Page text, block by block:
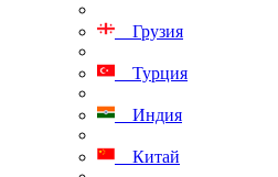
Грузия
Турция
Индия
Китай